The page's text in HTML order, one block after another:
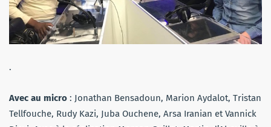
.
Avec au micro : Jonathan Bensadoun, Marion Aydalot, Tristan
Tellfouche, Rudy Kazi, Juba Ouchene, Arsa Iranian et Vannick